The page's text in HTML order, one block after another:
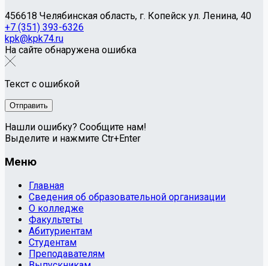
456618 Челябинская область, г. Копейск ул. Ленина, 40
+7 (351) 393-6326
kpk@kpk74.ru
На сайте обнаружена ошибка
Текст с ошибкой
Нашли ошибку? Сообщите нам!
Выделите и нажмите Ctr+Enter
Меню
Главная
Сведения об образовательной организации
О колледже
Факультеты
Абитуриентам
Студентам
Преподавателям